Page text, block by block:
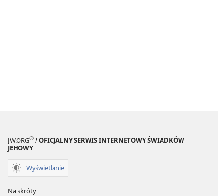
JW.ORG® / OFICJALNY SERWIS INTERNETOWY ŚWIADKÓW
JEHOWY
Wyświetlanie
Na skróty